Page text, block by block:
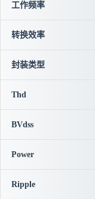
工作频率
转换效率
封装类型
Thd
BVdss
Power
Ripple